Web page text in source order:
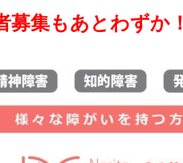
募集もあとわずか！